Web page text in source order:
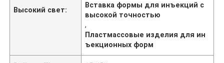
Высокий свет:
Вставка формы для инъекций с
высокой точностью
,
Пластмассовые изделия для ин
ъекционных форм